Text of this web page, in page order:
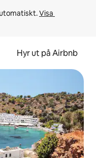
Visa
Hyr ut på Airbnb